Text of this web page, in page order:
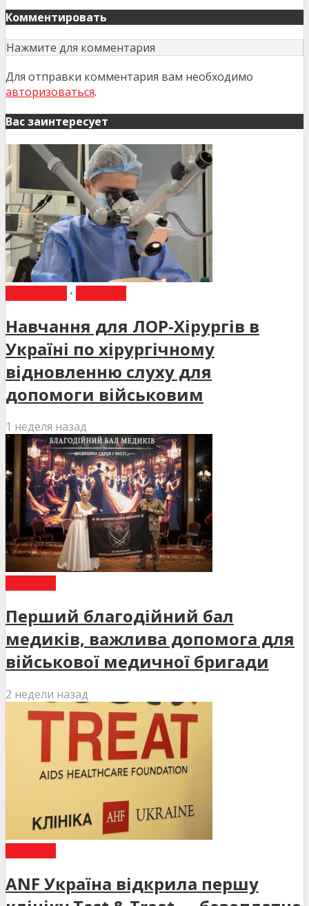
Комментировать
Нажмите для комментария
Для отправки комментария вам необходимо
авторизоваться.
Вас заинтересует
•
Навчання для ЛОР-Хірургів в
Україні по хірургічному
відновленню слуху для
допомоги військовим
1 неделя назад
Перший благодійний бал
медиків, важлива допомога для
військової медичної бригади
2 недели назад
ANF Україна відкрила першу